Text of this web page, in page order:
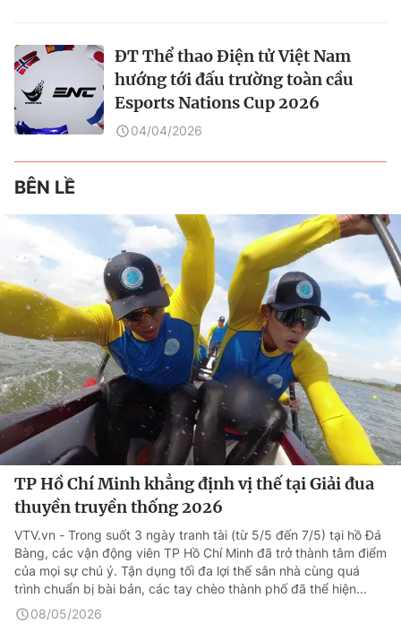
ĐT Thể thao Điện tử Việt Nam
hướng tới đấu trường toàn cầu
Esports Nations Cup 2026
04/04/2026
BÊN LỀ
TP Hồ Chí Minh khẳng định vị thế tại Giải đua
thuyền truyền thống 2026
VTV.vn - Trong suốt 3 ngày tranh tài (từ 5/5 đến 7/5) tại hồ Đá
Bàng, các vận động viên TP Hồ Chí Minh đã trở thành tâm điểm
của mọi sự chú ý. Tận dụng tối đa lợi thế sân nhà cùng quá
trình chuẩn bị bài bản, các tay chèo thành phố đã thể hiện...
08/05/2026